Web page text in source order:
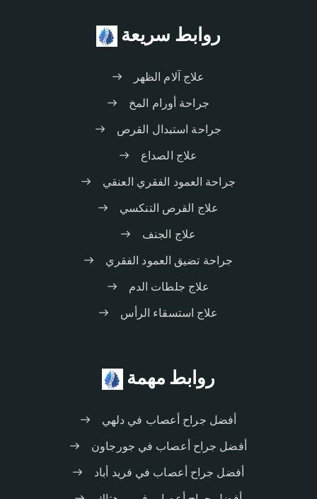
روابط سريعة
علاج آلام الظهر
جراحة أورام المخ
جراحة استبدال القرص
علاج الصداع
جراحة العمود الفقري العنقي
علاج القرص التنكسي
علاج الجنف
جراحة تضيق العمود الفقري
علاج جلطات الدم
علاج استسقاء الرأس
روابط مهمة
أفضل جراح أعصاب في دلهي
أفضل جراح أعصاب في جورجاون
أفضل جراح أعصاب في فريد أباد